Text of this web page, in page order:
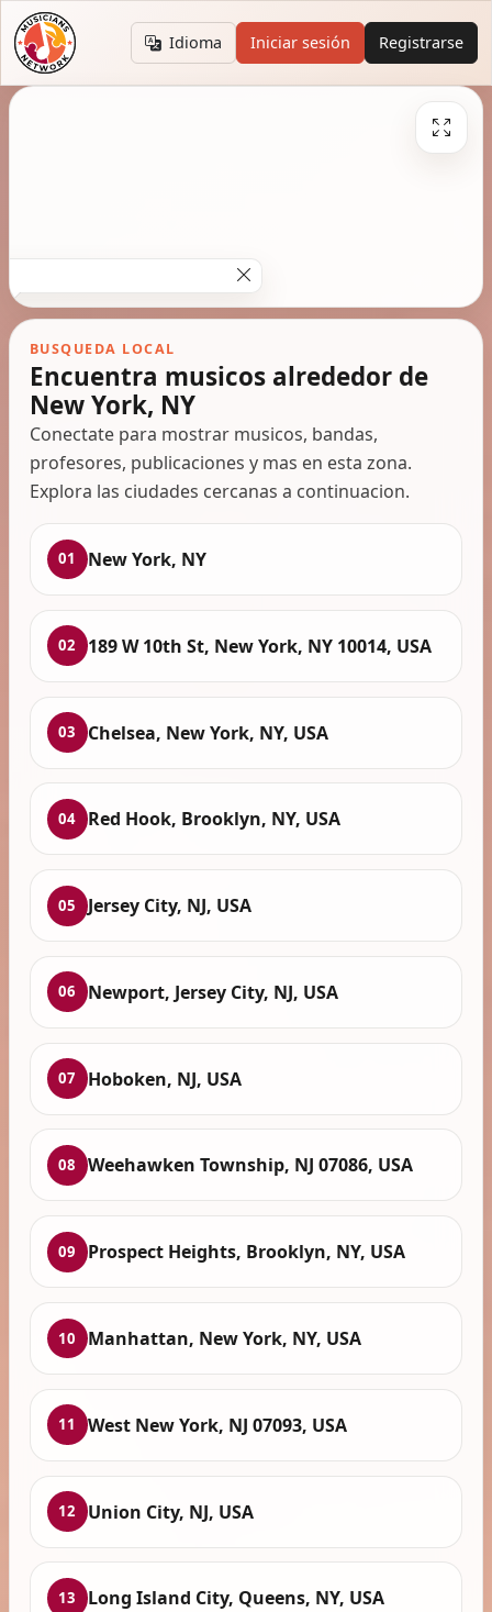
Idioma Iniciar sesión Registrarse
BUSQUEDA LOCAL
Encuentra musicos alrededor de
New York, NY
Conectate para mostrar musicos, bandas,
profesores, publicaciones y mas en esta zona.
Explora las ciudades cercanas a continuacion.
01 New York, NY
02 189 W 10th St, New York, NY 10014, USA
03 Chelsea, New York, NY, USA
04 Red Hook, Brooklyn, NY, USA
05 Jersey City, NJ, USA
06 Newport, Jersey City, NJ, USA
07 Hoboken, NJ, USA
08 Weehawken Township, NJ 07086, USA
09 Prospect Heights, Brooklyn, NY, USA
10 Manhattan, New York, NY, USA
11 West New York, NJ 07093, USA
12 Union City, NJ, USA
13 Long Island City, Queens, NY, USA